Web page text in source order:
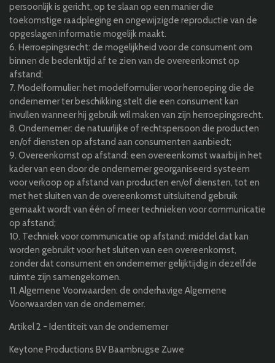
persoonlijk is gericht, op te slaan op een manier die
toekomstige raadpleging en ongewijzigde reproductie van de
opgeslagen informatie mogelijk maakt.
6. Herroepingsrecht: de mogelijkheid voor de consument om
binnen de bedenktijd af te zien van de overeenkomst op
afstand;
7. Modelformulier: het modelformulier voor herroeping die de
ondernemer ter beschikking stelt die een consument kan
invullen wanneer hij gebruik wil maken van zijn herroepingsrecht.
8. Ondernemer: de natuurlijke of rechtspersoon die producten
en/of diensten op afstand aan consumenten aanbiedt;
9. Overeenkomst op afstand: een overeenkomst waarbij in het
kader van een door de ondernemer georganiseerd systeem
voor verkoop op afstand van producten en/of diensten, tot en
met het sluiten van de overeenkomst uitsluitend gebruik
gemaakt wordt van één of meer technieken voor communicatie
op afstand;
10. Techniek voor communicatie op afstand: middel dat kan
worden gebruikt voor het sluiten van een overeenkomst,
zonder dat consument en ondernemer gelijktijdig in dezelfde
ruimte zijn samengekomen.
11. Algemene Voorwaarden: de onderhavige Algemene
Voorwaarden van de ondernemer.
Artikel 2 - Identiteit van de ondernemer
Keytone Productions BV Baambrugse Zuwe